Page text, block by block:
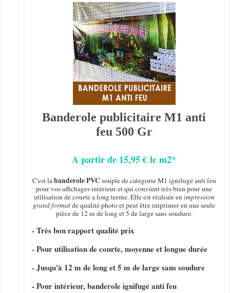
Banderole publicitaire M1 anti
feu 500 Gr
A partir de 15,95 € le m2*
C'est labanderole PVC souple de catégorie M1 ignifugé anti feu
pour vos affichages intérieur et qui convient très bien pour une
utilisation de courte a long terme. Elle est réalisée enimpression
grand formatde qualité photo et peut être imprimer en une seule
pièce de 12 m de long et 5 de large sans soudure.
- Très bon rapport qualité prix
- Pour utilisation de courte, moyenne et longue durée
- Jusqu'à 12 m de long et 5 m de large sans soudure
- Pour intérieur, banderole ignifugé anti feu